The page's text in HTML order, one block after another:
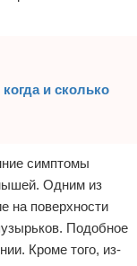
и сколько
симптомы
Одним из
на поверхности
Подобное
Кроме того, из-